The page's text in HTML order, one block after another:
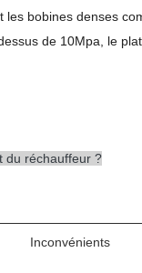
bobines denses
de 10Mpa, le
du réchauffeur ?
Inconvénients